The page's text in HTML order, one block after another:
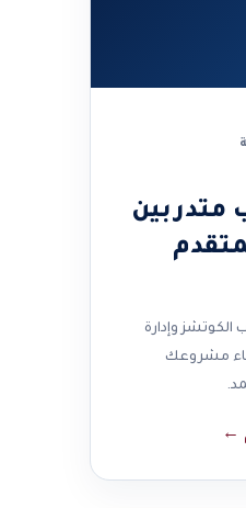
متدربين
الكوتشز وإدارة
مشروعك
←